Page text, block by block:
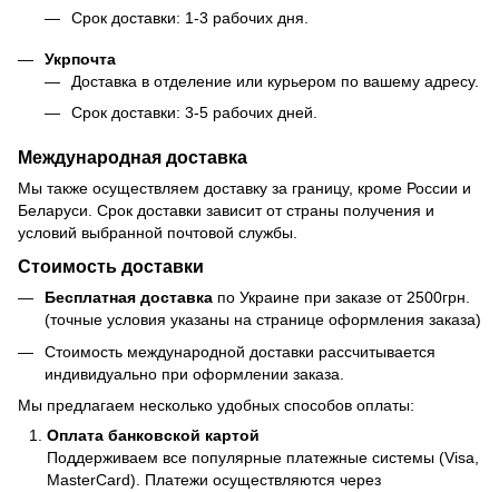
Срок доставки: 1-3 рабочих дня.
Укрпочта
Доставка в отделение или курьером по вашему адресу.
Срок доставки: 3-5 рабочих дней.
Международная доставка
Мы также осуществляем доставку за границу, кроме России и
Беларуси. Срок доставки зависит от страны получения и
условий выбранной почтовой службы.
Стоимость доставки
Бесплатная доставка по Украине при заказе от 2500грн.
(точные условия указаны на странице оформления заказа)
Стоимость международной доставки рассчитывается
индивидуально при оформлении заказа.
Мы предлагаем несколько удобных способов оплаты:
Оплата банковской картой
Поддерживаем все популярные платежные системы (Visa,
MasterCard). Платежи осуществляются через